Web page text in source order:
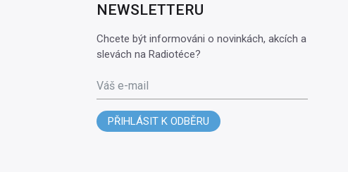
NEWSLETTERU
Chcete být informováni o novinkách, akcích a
slevách na Radiotéce?
Váš e-mail
PŘIHLÁSIT K ODBĚRU